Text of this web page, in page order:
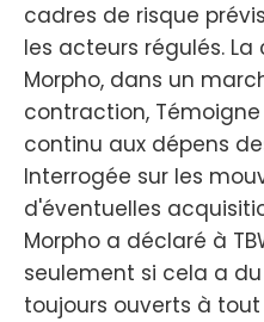
cadres de risque
les acteurs régulés. La
Morpho, dans un
contraction,
continu aux dépens
Interrogée sur les
d'éventuelles
Morpho a déclaré à
seulement si cela a
toujours ouverts à